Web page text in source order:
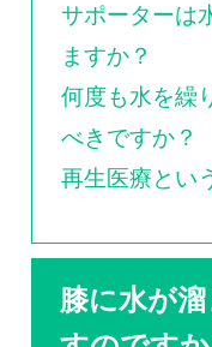
サポーターは
ますか？
何度も水を繰
べきですか？
再生医療とい
膝に水が